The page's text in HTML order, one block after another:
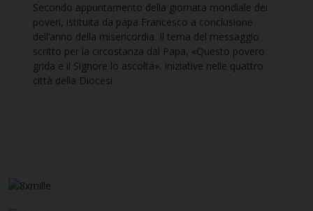
Secondo appuntamento della giornata mondiale dei
poveri, istituita da papa Francesco a conclusione
dell’anno della misericordia. Il tema del messaggio
scritto per la circostanza dal Papa, «Questo povero
grida e il Signore lo ascolta». Iniziative nelle quattro
città della Diocesi